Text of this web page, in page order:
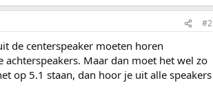
#2
de centerspeaker moeten horen
Maar dan moet het wel zo
op 5.1 staan, dan hoor je uit alle speakers